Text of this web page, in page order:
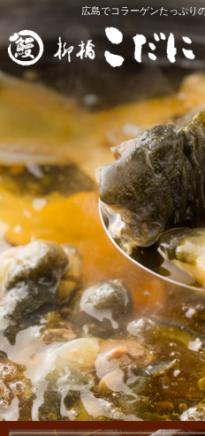
広島でコラーゲンたっぷり
ホ
うな
すっぽ
かき
お持ち帰
店舗